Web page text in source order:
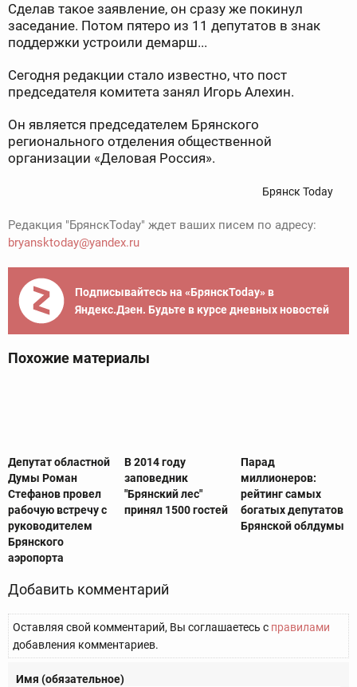
Сделав такое заявление, он сразу же покинул
заседание. Потом пятеро из 11 депутатов в знак
поддержки устроили демарш...
Сегодня редакции стало известно, что пост
председателя комитета занял Игорь Алехин.
Он является председателем Брянского
регионального отделения общественной
организации «Деловая Россия».
Брянск Today
Редакция "БрянскToday" ждет ваших писем по адресу:
bryansktoday@yandex.ru
Подписывайтесь на «БрянскToday» в
Яндекс.Дзен. Будьте в курсе дневных новостей
Похожие материалы
Депутат областной
Думы Роман
Стефанов провел
рабочую встречу с
руководителем
Брянского
аэропорта
В 2014 году
заповедник
"Брянский лес"
принял 1500 гостей
Парад
миллионеров:
рейтинг самых
богатых депутатов
Брянской облдумы
Добавить комментарий
Оставляя свой комментарий, Вы соглашаетесь с правилами
добавления комментариев.
Имя (обязательное)